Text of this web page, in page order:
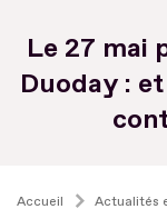
Le 27 mai
Duoday :
Accueil Actualités